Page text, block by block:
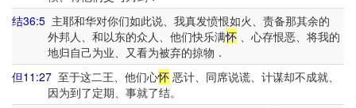
结36:5 主耶和华对你们如此说、我真发愤恨如火、责备那其余的
外邦人、和以东的众人、他们快乐满怀、心存恨恶、将我的
地归自己为业、又看为被弃的掠物．
但11:27 至于这二王、他们心怀 恶计、同席说谎、计谋却不成就、
因为到了定期、事就了结。